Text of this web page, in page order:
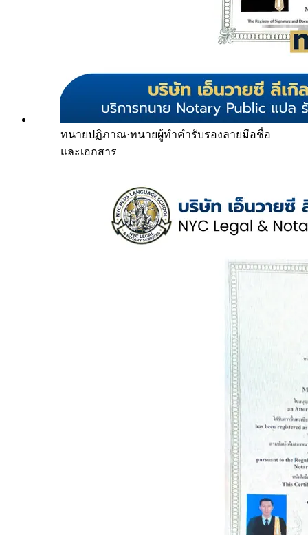
ทนายปฏิภาณ·ทนายผู้ทำคำรับรองลายมือชื่อ
และเอกสาร